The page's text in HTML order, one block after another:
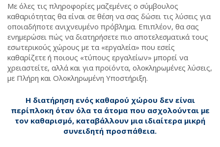
Με όλες τις πληροφορίες μαζεμένες ο σύμβουλος
καθαριότητας θα είναι σε θέση να σας δώσει τις λύσεις για
οποιαδήποτε ανιχνευμένο πρόβλημα. Επιπλέον, θα σας
ενημερώσει πώς να διατηρήσετε πιο αποτελεσματικά τους
εσωτερικούς χώρους με τα «εργαλεία» που εσείς
καθαρίζετε ή ποιους «τύπους εργαλείων» μπορεί να
χρειαστείτε, αλλά και για προϊόντα, ολοκληρωμένες λύσεις,
με Πλήρη και Ολοκληρωμένη Υποστήριξη.
Η διατήρηση ενός καθαρού χώρου δεν είναι
περίπλοκη όταν όλα τα άτομα που ασχολούνται με
τον καθαρισμό, καταβάλλουν μια ιδιαίτερα μικρή
συνειδητή προσπάθεια.